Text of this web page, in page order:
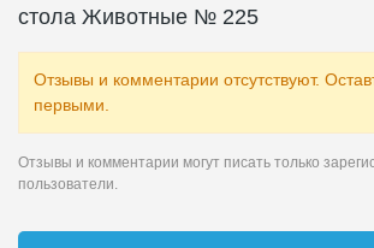
стола Животные № 225
Отзывы и комментарии отсутствуют.
первыми.
Отзывы и комментарии могут писать только
пользователи.